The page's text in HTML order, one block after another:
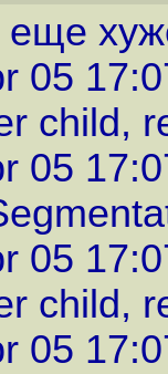
05
child,
05
05
child,
05